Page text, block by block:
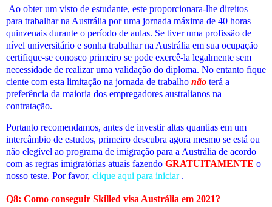
Ao obter um visto de estudante, este proporcionara-lhe direitos
para trabalhar na Austrália por uma jornada máxima de 40 horas
quinzenais durante o período de aulas. Se tiver uma profissão de
nível universitário e sonha trabalhar na Austrália em sua ocupação
certifique-se conosco primeiro se pode exercê-la legalmente sem
necessidade de realizar uma validação do diploma. No entanto fique
ciente com esta limitação na jornada de trabalho não terá a
preferência da maioria dos empregadores australianos na
contratação.
Portanto recomendamos, antes de investir altas quantias em um
intercâmbio de estudos, primeiro descubra agora mesmo se está ou
não elegível ao programa de imigração para a Austrália de acordo
com as regras imigratórias atuais fazendo GRATUITAMENTE o
nosso teste. Por favor, clique aqui para iniciar .
Q8: Como conseguir Skilled visa Austrália em 2021?